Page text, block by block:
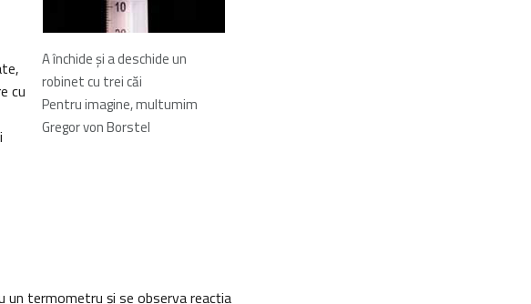
A închide şi a deschide un
robinet cu trei căi
Pentru imagine, multumim
Gregor von Borstel
cu
termometru şi se observa reacţia